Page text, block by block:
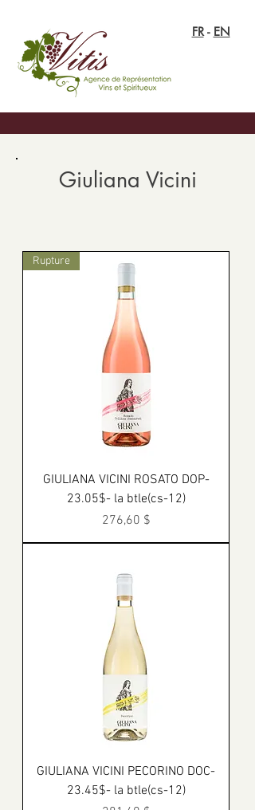
FR- EN
Giuliana Vicini
Rupture
GIULIANA VICINI ROSATO DOP-
23.05$- la btle(cs-12)
Prix
276,60 $
GIULIANA VICINI PECORINO DOC-
23.45$- la btle(cs-12)